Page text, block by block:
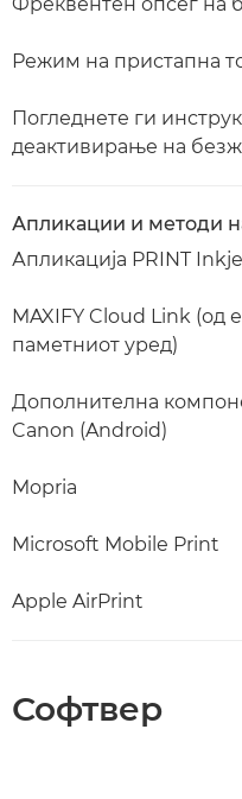
Режим на пристапна
Погледнете ги
деактивирање на
Апликации и методи
Апликација PRINT
MAXIFY Cloud Link (од
паметниот уред)
Дополнителна
Canon (Android)
Mopria
Microsoft Mobile Print
Apple AirPrint
Софтвер